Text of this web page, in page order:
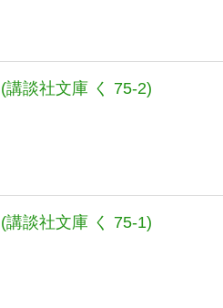
講談社文庫 く 75-2)
講談社文庫 く 75-1)